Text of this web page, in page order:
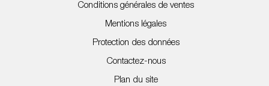
Conditions générales de ventes
Mentions légales
Protection des données
Contactez-nous
Plan du site